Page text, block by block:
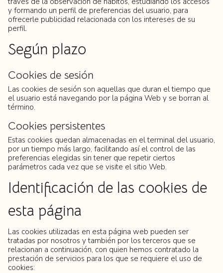
y formando un perfil de preferencias del usuario, para
ofrecerle publicidad relacionada con los intereses de su
perfil.
Según plazo
Cookies de sesión
Las cookies de sesión son aquellas que duran el tiempo que
el usuario está navegando por la página Web y se borran al
término.
Cookies persistentes
Estas cookies quedan almacenadas en el terminal del usuario,
por un tiempo más largo, facilitando así el control de las
preferencias elegidas sin tener que repetir ciertos
parámetros cada vez que se visite el sitio Web.
Identificación de las cookies de
esta página
Las cookies utilizadas en esta página web pueden ser
tratadas por nosotros y también por los terceros que se
relacionan a continuación, con quien hemos contratado la
prestación de servicios para los que se requiere el uso de
cookies: